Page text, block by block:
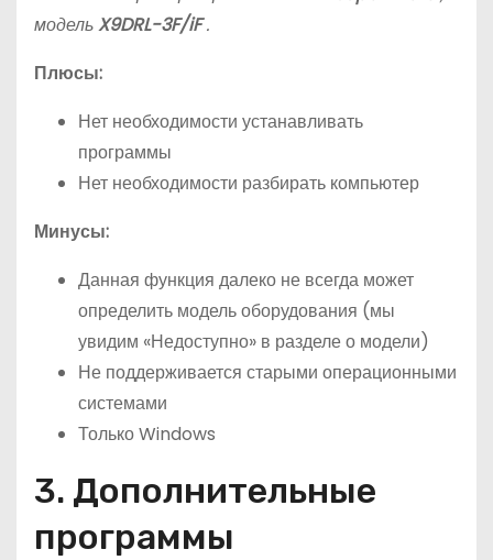
модельX9DRL-3F/iF.
Плюсы:
Нет необходимости устанавливать
программы
Нет необходимости разбирать компьютер
Минусы:
Данная функция далеко не всегда может
определить модель оборудования (мы
увидим «Недоступно» в разделе о модели)
Не поддерживается старыми операционными
системами
Только Windows
3. Дополнительные
программы